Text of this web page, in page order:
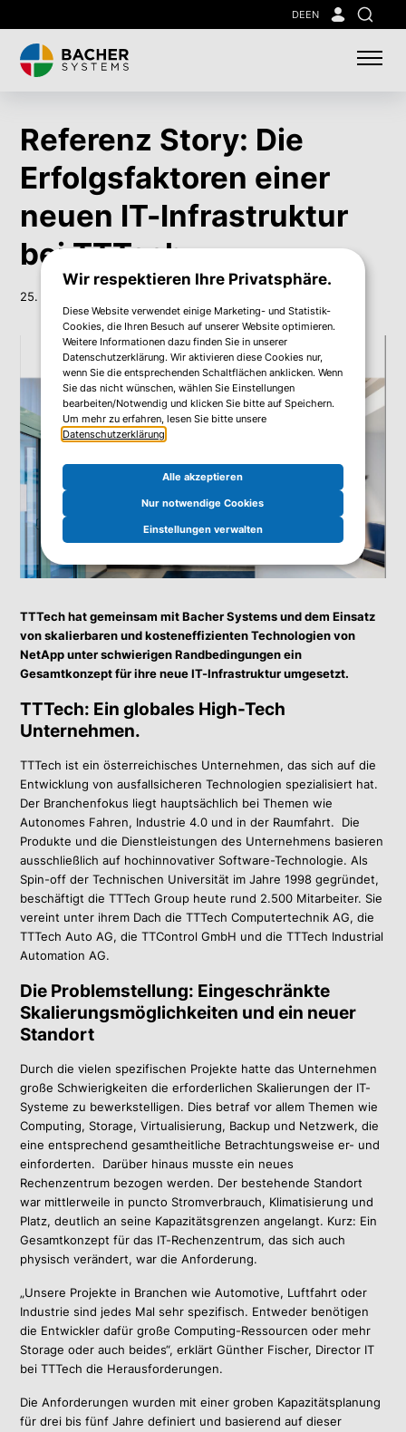
to
main
content
DEEN
Suche
Referenz Story: Die
Erfolgsfaktoren einer
neuen IT-Infrastruktur
bei TTTech
25. Apr. 2022
TTTech hat gemeinsam mit Bacher Systems und dem Einsatz
von skalierbaren und kosteneffizienten Technologien von
NetApp unter schwierigen Randbedingungen ein
Gesamtkonzept für ihre neue IT-Infrastruktur umgesetzt.
TTTech: Ein globales High-Tech
Unternehmen.
TTTech ist ein österreichisches Unternehmen, das sich auf die
Entwicklung von ausfallsicheren Technologien spezialisiert hat.
Der Branchenfokus liegt hauptsächlich bei Themen wie
Autonomes Fahren, Industrie 4.0 und in der Raumfahrt. Die
Produkte und die Dienstleistungen des Unternehmens basieren
ausschließlich auf hochinnovativer Software-Technologie. Als
Spin-off der Technischen Universität im Jahre 1998 gegründet,
beschäftigt die TTTech Group heute rund 2.500 Mitarbeiter. Sie
vereint unter ihrem Dach die TTTech Computertechnik AG, die
TTTech Auto AG, die TTControl GmbH und die TTTech Industrial
Automation AG.
Die Problemstellung: Eingeschränkte
Skalierungsmöglichkeiten und ein neuer
Standort
Durch die vielen spezifischen Projekte hatte das Unternehmen
große Schwierigkeiten die erforderlichen Skalierungen der IT-
Systeme zu bewerkstelligen. Dies betraf vor allem Themen wie
Computing, Storage, Virtualisierung, Backup und Netzwerk, die
eine entsprechend gesamtheitliche Betrachtungsweise er- und
einforderten. Darüber hinaus musste ein neues
Rechenzentrum bezogen werden. Der bestehende Standort
war mittlerweile in puncto Stromverbrauch, Klimatisierung und
Platz, deutlich an seine Kapazitätsgrenzen angelangt. Kurz: Ein
Gesamtkonzept für das IT-Rechenzentrum, das sich auch
physisch verändert, war die Anforderung.
„Unsere Projekte in Branchen wie Automotive, Luftfahrt oder
Industrie sind jedes Mal sehr spezifisch. Entweder benötigen
die Entwickler dafür große Computing-Ressourcen oder mehr
Storage oder auch beides“, erklärt Günther Fischer, Director IT
bei TTTech die Herausforderungen.
Die Anforderungen wurden mit einer groben Kapazitätsplanung
für drei bis fünf Jahre definiert und basierend auf dieser
Wir respektieren Ihre Privatsphäre.
Diese Website verwendet einige Marketing- und Statistik-
Cookies, die Ihren Besuch auf unserer Website optimieren.
Weitere Informationen dazu finden Sie in unserer
Datenschutzerklärung. Wir aktivieren diese Cookies nur,
wenn Sie die entsprechenden Schaltflächen anklicken. Wenn
Sie das nicht wünschen, wählen Sie Einstellungen
bearbeiten/Notwendig und klicken Sie bitte auf Speichern.
Um mehr zu erfahren, lesen Sie bitte unsere
Datenschutzerklärung.
Alle akzeptieren
Nur notwendige Cookies
Einstellungen verwalten